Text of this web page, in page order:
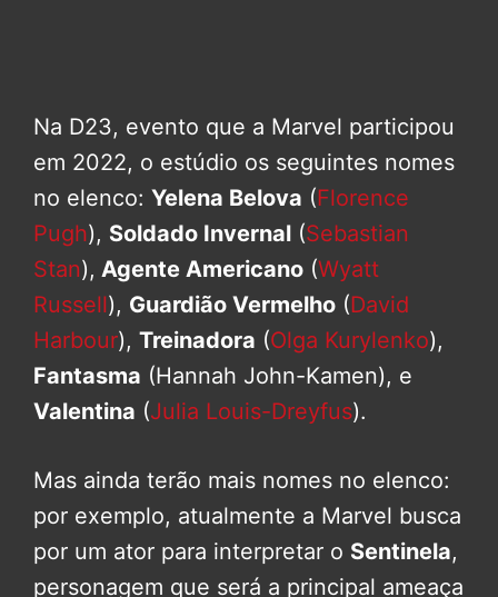
Na D23, evento que a Marvel participou
em 2022, o estúdio os seguintes nomes
no elenco: Yelena Belova (Florence
Pugh), Soldado Invernal (Sebastian
Stan), Agente Americano (Wyatt
Russell), Guardião Vermelho (David
Harbour), Treinadora (Olga Kurylenko),
Fantasma (Hannah John-Kamen), e
Valentina (Julia Louis-Dreyfus).
Mas ainda terão mais nomes no elenco:
por exemplo, atualmente a Marvel busca
por um ator para interpretar o Sentinela,
personagem que será a principal ameaça